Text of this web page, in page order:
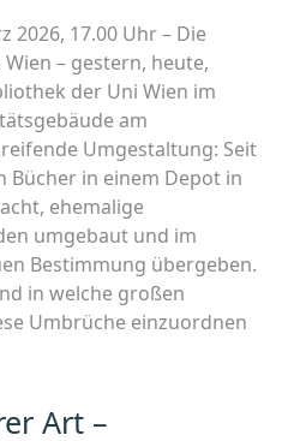
2026, 17.00 Uhr – Die
– gestern, heute,
der Uni Wien im
am
Umgestaltung: Seit
Bücher in einem Depot in
ehemalige
umgebaut und im
Bestimmung übergeben.
in welche großen
Umbrüche einzuordnen
Art –